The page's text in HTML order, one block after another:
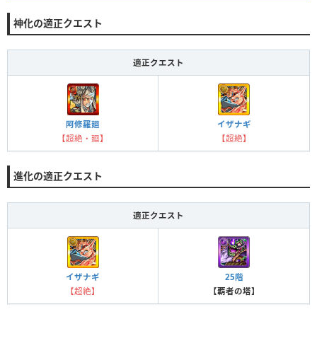
神化の適正クエスト
適正クエスト
阿修羅廻
【超絶・廻】
イザナギ
【超絶】
進化の適正クエスト
適正クエスト
イザナギ
【超絶】
25階
【覇者の塔】